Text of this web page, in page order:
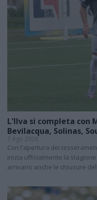
L'Ilva si completa con
Bevilacqua, Solinas,
7 Ago 2026
Con l'apertura dei
inizia ufficialmente la
arrivano anche le chiusure